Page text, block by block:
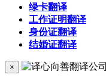
绿卡翻译
工作证明翻译
身份证翻译
结婚证翻译
×